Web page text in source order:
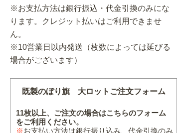
※お支払方法は銀行振込・代金引換のみにな
ります。クレジット払いはご利用できませ
ん。
※10営業日以内発送（枚数によっては延びる
場合がございます）